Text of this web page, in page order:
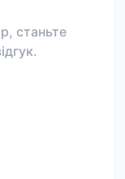
станьте